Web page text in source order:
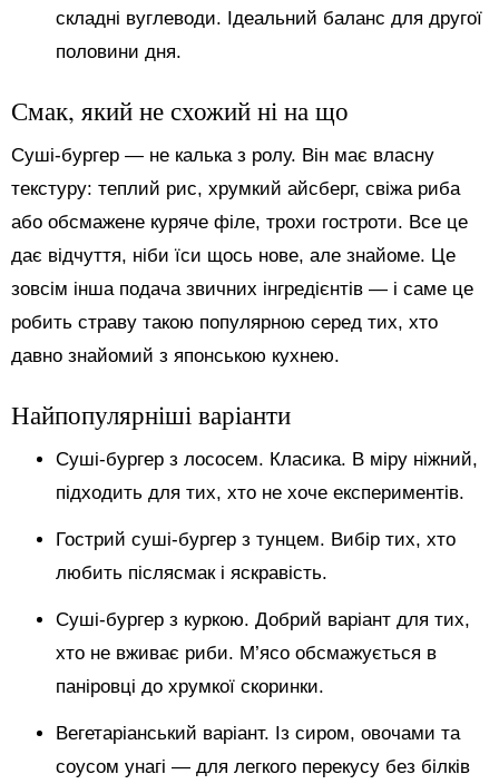
складні вуглеводи. Ідеальний баланс для другої
половини дня.
Смак, який не схожий ні на що
Суші-бургер — не калька з ролу. Він має власну
текстуру: теплий рис, хрумкий айсберг, свіжа риба
або обсмажене куряче філе, трохи гостроти. Все це
дає відчуття, ніби їси щось нове, але знайоме. Це
зовсім інша подача звичних інгредієнтів — і саме це
робить страву такою популярною серед тих, хто
давно знайомий з японською кухнею.
Найпопулярніші варіанти
Суші-бургер з лососем. Класика. В міру ніжний,
підходить для тих, хто не хоче експериментів.
Гострий суші-бургер з тунцем. Вибір тих, хто
любить післясмак і яскравість.
Суші-бургер з куркою. Добрий варіант для тих,
хто не вживає риби. М’ясо обсмажується в
паніровці до хрумкої скоринки.
Вегетаріанський варіант. Із сиром, овочами та
соусом унагі — для легкого перекусу без білків